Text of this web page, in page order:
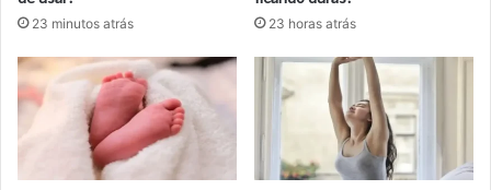
23 minutos atrás 23 horas atrás